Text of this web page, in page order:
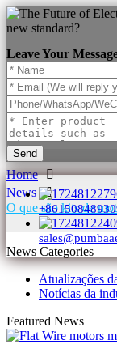
Leave Your
Send
Home
News
O que são kits de
News Categories
Atualizações
Notícias da
Featured News